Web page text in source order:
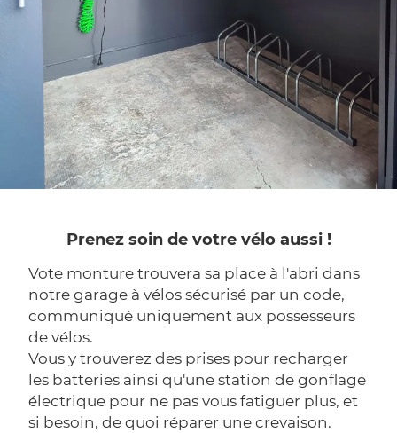
Prenez soin de votre vélo aussi !
Vote monture trouvera sa place à l'abri dans
notre garage à vélos sécurisé par un code,
communiqué uniquement aux possesseurs
de vélos.
Vous y trouverez des prises pour recharger
les batteries ainsi qu'une station de gonflage
électrique pour ne pas vous fatiguer plus, et
si besoin, de quoi réparer une crevaison.